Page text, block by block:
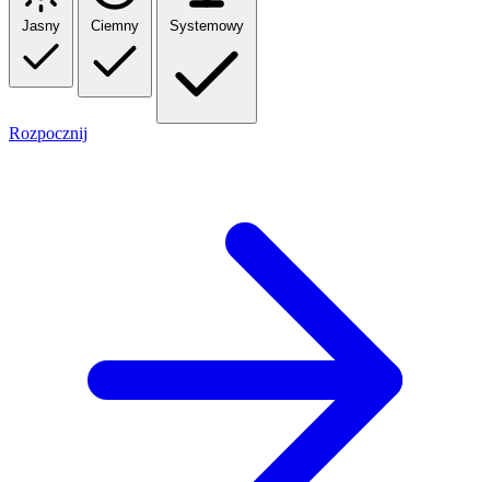
Jasny Ciemny Systemowy
Rozpocznij